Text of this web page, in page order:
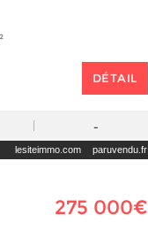
DÉTAIL
-
lesiteimmo.com paruvendu.fr
275 000€